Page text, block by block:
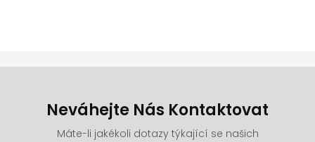
Neváhejte Nás Kontaktovat
Máte-li jakékoli dotazy týkající se našich